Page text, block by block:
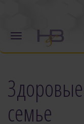
семье